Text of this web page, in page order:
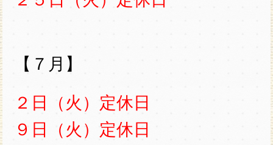
【７月】
２日（火）定休日
９日（火）定休日